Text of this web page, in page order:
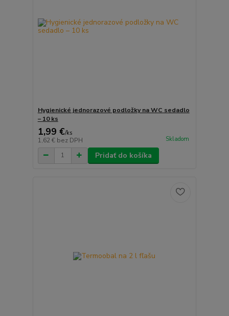
Hygienické jednorazové podložky na WC sedadlo
– 10 ks
1,99 €/ks
1,62 € bez DPH Skladom
Pridať do košíka